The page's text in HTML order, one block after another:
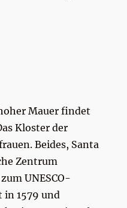
Mauer findet
Kloster der
Beides, Santa
Zentrum
UNESCO-
1579 und